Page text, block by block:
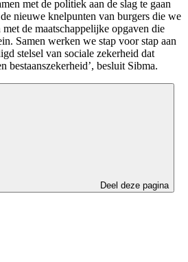
met de politiek aan de slag te gaan
nieuwe knelpunten van burgers die we
de maatschappelijke opgaven die
Samen werken we stap voor stap aan
stelsel van sociale zekerheid dat
bestaanszekerheid’, besluit Sibma.
Deel deze pagina